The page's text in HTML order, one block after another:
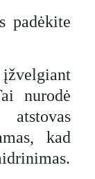
nurodė
kad